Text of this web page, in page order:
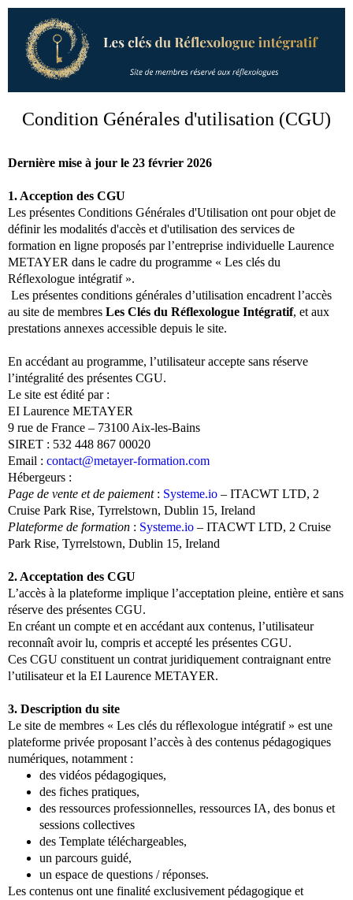
Condition Générales d'utilisation (CGU)
Dernière mise à jour le 23 février 2026
1. Acception des CGU
Les présentes Conditions Générales d'Utilisation ont pour objet de
définir les modalités d'accès et d'utilisation des services de
formation en ligne proposés par l’entreprise individuelle Laurence
METAYER dans le cadre du programme « Les clés du
Réflexologue intégratif ».
Les présentes conditions générales d’utilisation encadrent l’accès
au site de membres Les Clés du Réflexologue Intégratif, et aux
prestations annexes accessible depuis le site.
En accédant au programme, l’utilisateur accepte sans réserve
l’intégralité des présentes CGU.
Le site est édité par :
EI Laurence METAYER
9 rue de France – 73100 Aix-les-Bains
SIRET : 532 448 867 00020
Email : contact@metayer-formation.com
Hébergeurs :
Page de vente et de paiement: Systeme.io – ITACWT LTD, 2
Cruise Park Rise, Tyrrelstown, Dublin 15, Ireland
Plateforme de formation : Systeme.io – ITACWT LTD, 2 Cruise
Park Rise, Tyrrelstown, Dublin 15, Ireland
2. Acceptation des CGU
L’accès à la plateforme implique l’acceptation pleine, entière et sans
réserve des présentes CGU.
En créant un compte et en accédant aux contenus, l’utilisateur
reconnaît avoir lu, compris et accepté les présentes CGU.
Ces CGU constituent un contrat juridiquement contraignant entre
l’utilisateur et la EI Laurence METAYER.
3. Description du site
Le site de membres « Les clés du réflexologue intégratif » est une
plateforme privée proposant l’accès à des contenus pédagogiques
numériques, notamment :
des vidéos pédagogiques,
des fiches pratiques,
des ressources professionnelles, ressources IA, des bonus et
sessions collectives
des Template téléchargeables,
un parcours guidé,
un espace de questions / réponses.
Les contenus ont une finalité exclusivement pédagogique et